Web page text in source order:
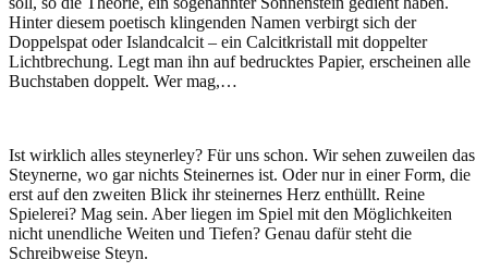
Hinter diesem poetisch klingenden Namen verbirgt sich der
Doppelspat oder Islandcalcit – ein Calcitkristall mit doppelter
Lichtbrechung. Legt man ihn auf bedrucktes Papier, erscheinen alle
Buchstaben doppelt. Wer mag,…
Ist wirklich alles steynerley? Für uns schon. Wir sehen zuweilen das
Steynerne, wo gar nichts Steinernes ist. Oder nur in einer Form, die
erst auf den zweiten Blick ihr steinernes Herz enthüllt. Reine
Spielerei? Mag sein. Aber liegen im Spiel mit den Möglichkeiten
nicht unendliche Weiten und Tiefen? Genau dafür steht die
Schreibweise Steyn.